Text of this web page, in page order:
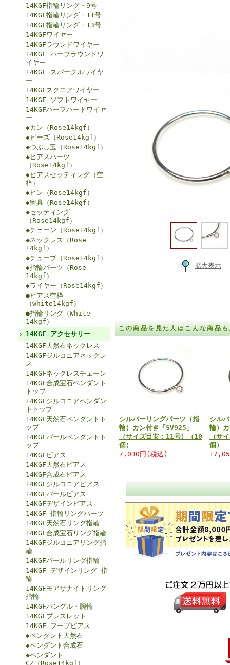
14KGF指輪リング・9号
14KGF指輪リング・11号
14KGF指輪リング・13号
14KGFワイヤー
14KGFラウンドワイヤー
14KGF ハーフラウンドワ
イヤー
14KGF スパークルワイヤ
ー
14KGFスクエアワイヤー
14KGF ソフトワイヤー
14KGFハーフハードワイヤ
ー
◆カン（Rose14kgf）
◆ビーズ（Rose14kgf）
◆つぶし玉（Rose14kgf）
◆ピアスパーツ
（Rose14kgf）
◆ピアスセッティング（空
枠）
◆ピン（Rose14kgf）
◆留具（Rose14kgf）
◆セッティング
（Rose14kgf）
◆チェーン（Rose14kgf）
◆ネックレス（Rose
14kgf）
◆チューブ（Rose14kgf）
◆指輪パーツ（Rose
14kgf）
◆ワイヤー（Rose14kgf）
●ピアス空枠
（white14kgf）
●指輪リング（White
14kgf）
14KGF アクセサリー
14KGF天然石ネックレス
14KGFジルコニアネックレ
ス
14KGFネックレスチェーン
14KGF合成宝石ペンダント
トップ
14KGFジルコニアペンダン
トトップ
14KGF天然石ペンダントト
ップ
14KGFパールペンダントト
ップ
14KGFピアス
14KGF天然石ピアス
14KGF合成石ピアス
14KGFジルコニアピアス
14KGFパールピアス
14KGFデザインピアス
14KGF 指輪リングパーツ
14KGF天然石リング指輪
14KGF合成宝石リング指輪
14KGFジルコニアリング指
輪
14KGFパールリング指輪
14KGF デザインリング 指
輪
14KGFモアサナイトリング
指輪
14KGFバングル・腕輪
14KGFブレスレット
14KGF フープピアス
◆ペンダント天然石
◆ペンダント合成石
◆ペンダント
CZ（Rose14kgf）
拡大表示
この商品を見た人はこんな商品
シルバーリングパーツ（指
輪）カン付き「SV925」
（サイズ目安：11号）（10
個）
7,030円(税込)
シル
輪）
（サ
個）